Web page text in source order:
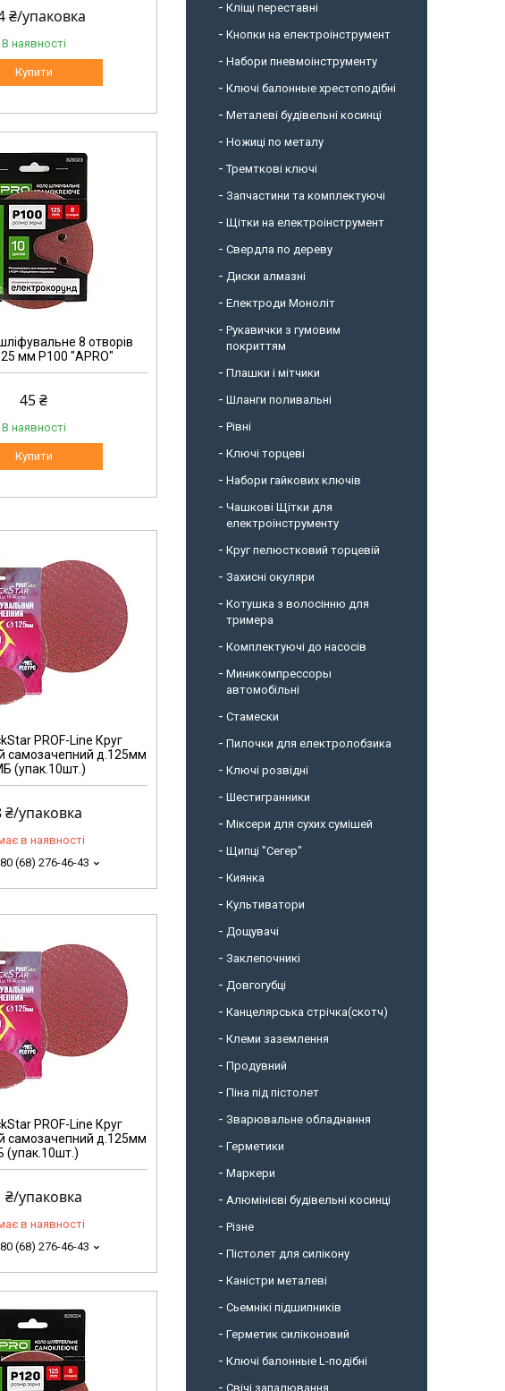
₴/упаковка
В наявності
Купити
8 отворів
мм Р100 "APRO"
45 ₴
В наявності
Купити
PROF-Line Круг
самозачепний д.125мм
(упак.10шт.)
₴/упаковка
в наявності
(68) 276-46-43
PROF-Line Круг
самозачепний д.125мм
(упак.10шт.)
₴/упаковка
в наявності
(68) 276-46-43
Кліщі переставні
Кнопки на електроінструмент
Набори пневмоінструменту
Ключі балонные хрестоподібні
Металеві будівельні косинці
Ножиці по металу
Тремткові ключі
Запчастини та комплектуючі
Щітки на електроінструмент
Свердла по дереву
Диски алмазні
Електроди Моноліт
Рукавички з гумовим
покриттям
Плашки і мітчики
Шланги поливальні
Рівні
Ключі торцеві
Набори гайкових ключів
Чашкові Щітки для
електроінструменту
Круг пелюстковий торцевій
Захисні окуляри
Котушка з волосінню для
тримера
Комплектуючі до насосів
Миникомпрессоры
автомобільні
Стамески
Пилочки для електролобзика
Ключі розвідні
Шестигранники
Міксери для сухих сумішей
Щипці "Сегер"
Киянка
Культиватори
Дощувачі
Заклепочникі
Довгогубці
Канцелярська стрічка(скотч)
Клеми заземлення
Продувний
Піна під пістолет
Зварювальне обладнання
Герметики
Маркери
Алюмінієві будівельні косинці
Різне
Пістолет для силікону
Каністри металеві
Сьемнікі підшипників
Герметик силіконовий
Ключі балонные L-подібні
Свічі запалювання